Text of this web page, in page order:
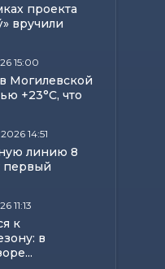
проекта
вручили
15:00
Могилевской
+23°С, что
14:51
линию 8
первый
11:13
к
в